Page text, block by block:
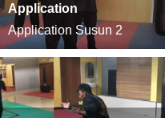
Application
Application Susun 2